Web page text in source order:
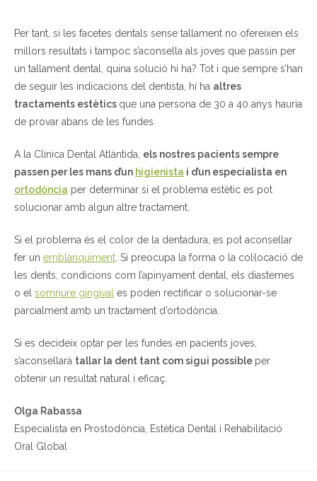
Per tant, si les facetes dentals sense tallament no ofereixen els
millors resultats i tampoc s’aconsella als joves que passin per
un tallament dental, quina solució hi ha? Tot i que sempre s’han
de seguir les indicacions del dentista, hi ha altres
tractaments estètics que una persona de 30 a 40 anys hauria
de provar abans de les fundes.
A la Clínica Dental Atlàntida, els nostres pacients sempre
passen per les mans d’un higienista i d’un especialista en
ortodòncia per determinar si el problema estètic es pot
solucionar amb algun altre tractament.
Si el problema és el color de la dentadura, es pot aconsellar
fer un emblanquiment . Si preocupa la forma o la col·locació de
les dents, condicions com l’apinyament dental, els diastemes
o el somriure gingival es poden rectificar o solucionar-se
parcialment amb un tractament d’ortodòncia.
Si es decideix optar per les fundes en pacients joves,
s’aconsellarà tallar la dent tant com sigui possible per
obtenir un resultat natural i eficaç.
Olga Rabassa
Especialista en Prostodòncia, Estètica Dental i Rehabilitació
Oral Global